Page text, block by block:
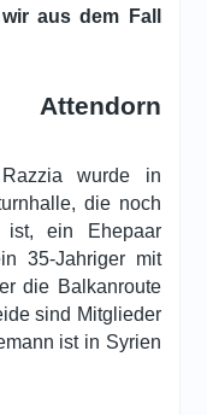
aus dem Fall
wurde in
die noch
ist, ein Ehepaar
35-Jahriger mit
die Balkanroute
sind Mitglieder
ist in Syrien